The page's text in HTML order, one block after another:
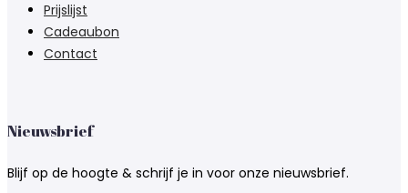
Prijslijst
Cadeaubon
Contact
Nieuwsbrief
Blijf op de hoogte & schrijf je in voor onze nieuwsbrief.